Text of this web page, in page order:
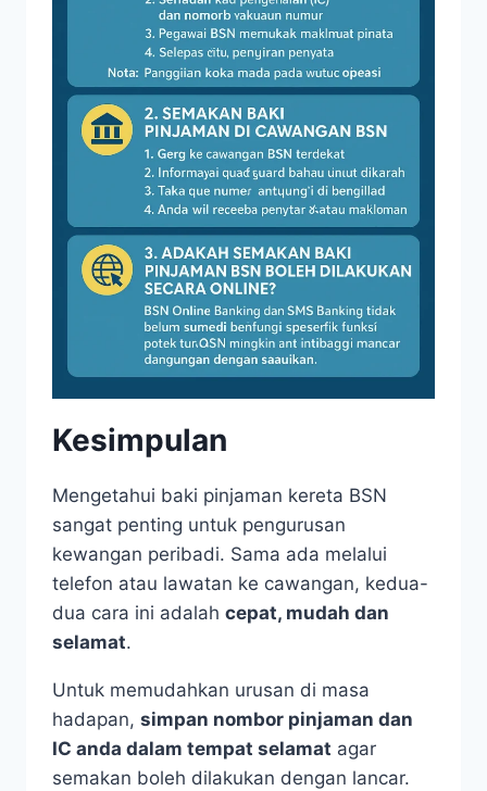
Kesimpulan
Mengetahui baki pinjaman kereta BSN
sangat penting untuk pengurusan
kewangan peribadi. Sama ada melalui
telefon atau lawatan ke cawangan, kedua-
dua cara ini adalah cepat, mudah dan
selamat.
Untuk memudahkan urusan di masa
hadapan, simpan nombor pinjaman dan
IC anda dalam tempat selamat agar
semakan boleh dilakukan dengan lancar.